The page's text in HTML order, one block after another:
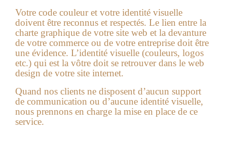
Votre code couleur et votre identité visuelle
doivent être reconnus et respectés. Le lien entre la
charte graphique de votre site web et la devanture
de votre commerce ou de votre entreprise doit être
une évidence. L’identité visuelle (couleurs, logos
etc.) qui est la vôtre doit se retrouver dans le web
design de votre site internet.
Quand nos clients ne disposent d’aucun support
de communication ou d’aucune identité visuelle,
nous prennons en charge la mise en place de ce
service.